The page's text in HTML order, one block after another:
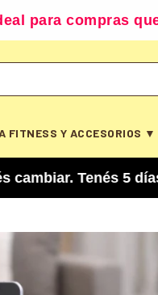
para compras
FITNESS Y ACCESORIOS ▼
5 días